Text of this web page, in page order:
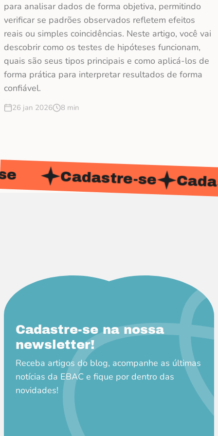
para analisar dados de forma objetiva, permitindo
verificar se padrões observados refletem efeitos
reais ou simples coincidências. Neste artigo, você vai
descobrir como os testes de hipóteses funcionam,
quais são seus tipos principais e como aplicá-los de
forma prática para interpretar resultados de forma
confiável.
26 jan 2026 8 min
Cadastre-se
Cadastre-se na nossa
newsletter!
Receba artigos do blog, acompanhe as últimas
notícias da EBAC e fique por dentro das
novidades!